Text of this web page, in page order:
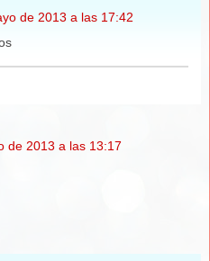
de 2013 a las 17:42
de 2013 a las 13:17